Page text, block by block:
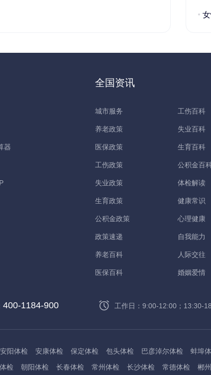
女
器
全国资讯
城市服务
养老政策
医保政策
工伤政策
失业政策
生育政策
公积金政策
政策速递
养老百科
医保百科
工伤百科
失业百科
生育百科
公积金百
体检解读
健康常识
心理健康
自我能力
人际交往
婚姻爱情
400-1184-900 工作日：9:00-12:00；13:30-
安阳体检 安康体检 保定体检 包头体检 巴彦淖尔体检 蚌埠
检 朝阳体检 长春体检 常州体检 长沙体检 常德体检 郴